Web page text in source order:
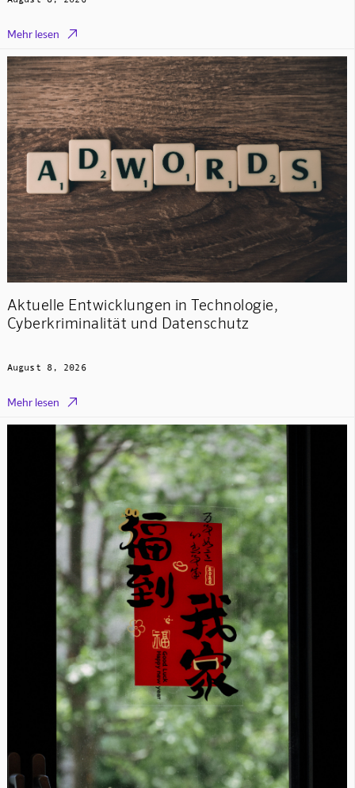
Mehr lesen 
Aktuelle Entwicklungen in Technologie,
Cyberkriminalität und Datenschutz
August 8, 2026
Mehr lesen 